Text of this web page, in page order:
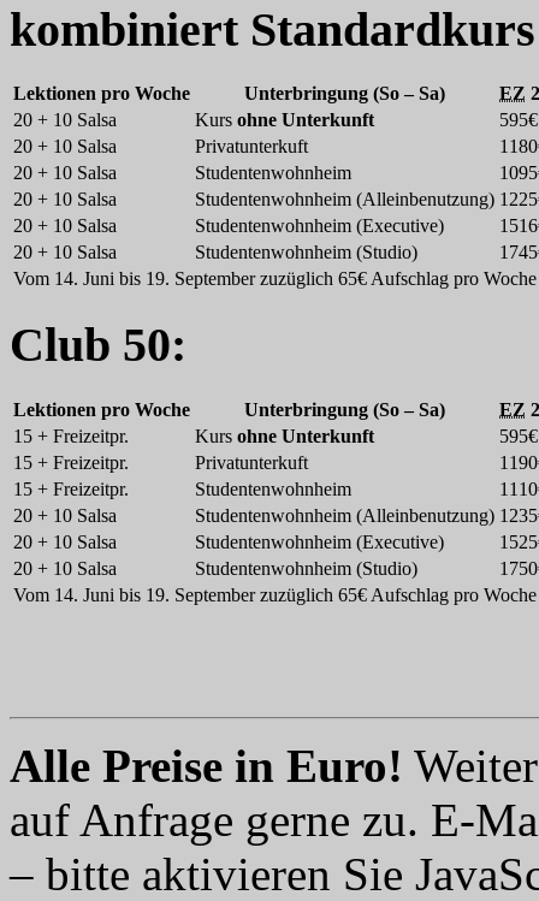
kombiniertStandardkurs
Lektionen pro Woche Unterbringung (So – Sa) EZ
Vom 14. Juni bis 19. September zuzüglich 65€ Aufschlag pro
20 + 10 Salsa Kurs ohne Unterkunft
595€
20 + 10 Salsa
Privatunterkuft
20 + 10 Salsa
Studentenwohnheim
20 + 10 Salsa
Studentenwohnheim (Alleinbenutzung)
20 + 10 Salsa
Studentenwohnheim (Executive)
20 + 10 Salsa
Studentenwohnheim (Studio)
Club 50:
Lektionen pro Woche Unterbringung (So – Sa) EZ
Vom 14. Juni bis 19. September zuzüglich 65€ Aufschlag pro
15 + Freizeitpr. Kurs ohne Unterkunft
595€
15 + Freizeitpr.
Privatunterkuft
15 + Freizeitpr.
Studentenwohnheim
20 + 10 Salsa
Studentenwohnheim (Alleinbenutzung)
20 + 10 Salsa
Studentenwohnheim (Executive)
20 + 10 Salsa
Studentenwohnheim (Studio)
Alle Preise in Euro!
auf Anfrage gerne zu. E-
– bitte aktivieren Sie